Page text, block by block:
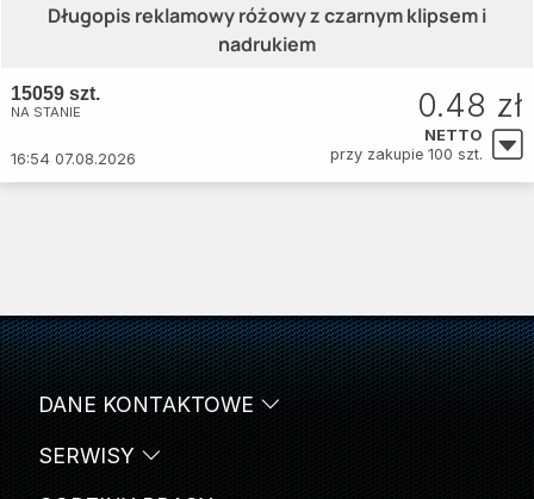
Długopis reklamowy różowy z czarnym klipsem i
nadrukiem
15059 szt.
NA STANIE
16:54 07.08.2026
0.48 zł
NETTO
przy zakupie 100 szt.
SERWISY
DANE KONTAKTOWE